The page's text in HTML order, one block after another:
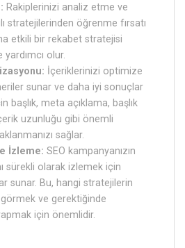
Rakiplerinizi analiz etme ve
stratejilerinden öğrenme fırsatı
etkili bir rekabet stratejisi
olur.
İçeriklerinizi optimize
sunar ve daha iyi sonuçlar
başlık, meta açıklama, başlık
uzunluğu gibi önemli
sağlar.
İzleme: SEO kampanyanızın
sürekli olarak izlemek için
sunar. Bu, hangi stratejilerin
görmek ve gerektiğinde
için önemlidir.